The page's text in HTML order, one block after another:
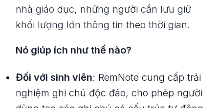
nhà giáo dục, những người cần lưu giữ
khối lượng lớn thông tin theo thời gian.
Nó giúp ích như thế nào?
Đối với sinh viên: RemNote cung cấp trải
nghiệm ghi chú độc đáo, cho phép người